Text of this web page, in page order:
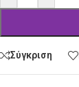
Σύγκριση